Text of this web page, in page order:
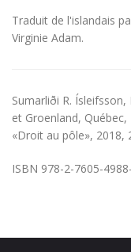
Traduit de l'islandais
Virginie Adam.
Sumarliði R.
et Groenland,
«Droit au pôle», 2018,
ISBN 978-2-7605-